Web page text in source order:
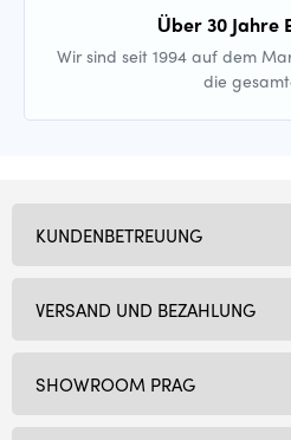
Über 30 Jahre
Wir sind seit 1994 auf dem
die
SHOWROOM PRAG
KUNDENBETREUUNG
VERSAND UND BEZAHLUNG